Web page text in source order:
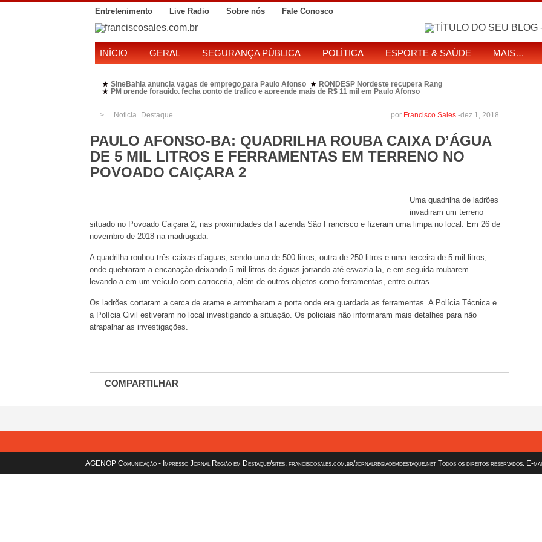
Entretenimento Live Radio Sobre nós Fale Conosco
INÍCIO GERAL SEGURANÇA PÚBLICA POLÍTICA ESPORTE & SAÚDE MAIS…
★ SineBahia anuncia vagas de emprego para Paulo Afonso ★ RONDESP Nordeste recupera Range Rover com restrição por
★ PM prende foragido, fecha ponto de tráfico e apreende mais de R$ 11 mil em Paulo Afonso
Noticia_Destaque dez 1, 2018
por Francisco Sales -
PAULO AFONSO-BA: QUADRILHA ROUBA CAIXA D’ÁGUA
DE 5 MIL LITROS E FERRAMENTAS EM TERRENO NO
POVOADO CAIÇARA 2
Uma quadrilha de ladrões
invadiram um terreno
situado no Povoado Caiçara 2, nas proximidades da Fazenda São Francisco e fizeram uma limpa no local. Em 26 de
novembro de 2018 na madrugada.
A quadrilha roubou três caixas d`aguas, sendo uma de 500 litros, outra de 250 litros e uma terceira de 5 mil litros,
onde quebraram a encanação deixando 5 mil litros de águas jorrando até esvazia-la, e em seguida roubarem
levando-a em um veículo com carroceria, além de outros objetos como ferramentas, entre outras.
Os ladrões cortaram a cerca de arame e arrombaram a porta onde era guardada as ferramentas. A Polícia Técnica e
a Polícia Civil estiveram no local investigando a situação. Os policiais não informaram mais detalhes para não
atrapalhar as investigações.
COMPARTILHAR
AGENOP Comunicação - Impresso Jornal Região em Destaque/sites: franciscosales.com.br/jornalregiaoemdestaque.net Todos os direitos reservados. E-